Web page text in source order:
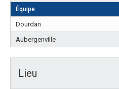
Équipe
Dourdan
Aubergenville
Lieu